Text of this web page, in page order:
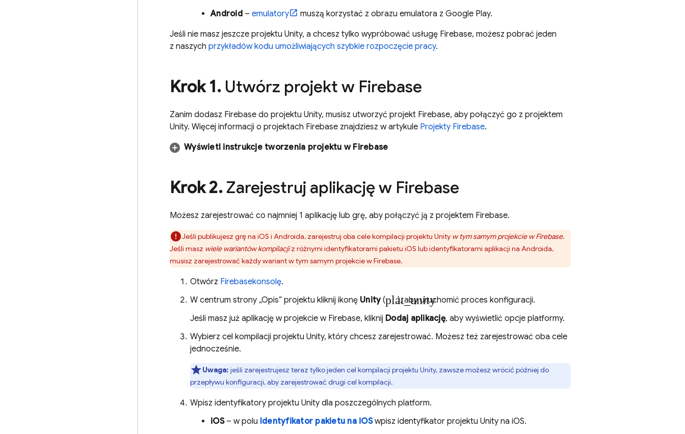
Android– emulatory
muszą korzystać z obrazu emulatora z Google Play.
Jeśli nie masz jeszcze projektu Unity, a chcesz tylko wypróbować usługę Firebase, możesz pobrać jeden
z naszych przykładów kodu umożliwiających szybkie rozpoczęcie pracy.
Krok 1.Utwórz projekt w Firebase
Zanim dodasz Firebase do projektu Unity, musisz utworzyć projekt Firebase, aby połączyć go z projektem
Unity. Więcej informacji o projektach Firebase znajdziesz w artykule Projekty Firebase.
Wyświetl instrukcje tworzenia projektu w Firebase
Krok 2.Zarejestruj aplikację w Firebase
Możesz zarejestrować co najmniej 1 aplikację lub grę, aby połączyć ją z projektem Firebase.
Jeśli publikujesz grę na iOS i Androida, zarejestruj oba cele kompilacji projektu Unity w tym samym projekcie w Firebase.
Jeśli masz wiele wariantów kompilacjiz różnymi identyfikatorami pakietu iOS lub identyfikatorami aplikacji na Androida,
musisz zarejestrować każdy wariant w tym samym projekcie w Firebase.
Otwórz Firebasekonsolę.
W centrum strony „Opis” projektu kliknij ikonę Unity(plat_unity
), aby uruchomić proces konfiguracji.
Jeśli masz już aplikację w projekcie w Firebase, kliknij Dodaj aplikację, aby wyświetlić opcje platformy.
Wybierz cel kompilacji projektu Unity, który chcesz zarejestrować. Możesz też zarejestrować oba cele
jednocześnie.
Uwaga: jeśli zarejestrujesz teraz tylko jeden cel kompilacji projektu Unity, zawsze możesz wrócić później do
przepływu konfiguracji, aby zarejestrować drugi cel kompilacji.
Wpisz identyfikatory projektu Unity dla poszczególnych platform.
iOS– w polu Identyfikator pakietu na iOSwpisz identyfikator projektu Unity na iOS.